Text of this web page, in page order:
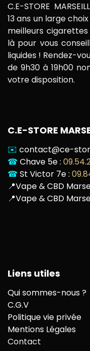
C.E-STORE
13 ans un large
meilleurs
là pour vous
liquides ! Rendez-
de 9h30 à 19h00
votre disposition.
C.E-STORE
✉️ contact@ce-
☎ Chave 5e :
☎ St Victor 7e :
📍Vape & CBD
📍Vape & CBD
Liens utiles
Qui sommes-nous ?
C.G.V
Politique vie privée
Mentions Légales
Contact